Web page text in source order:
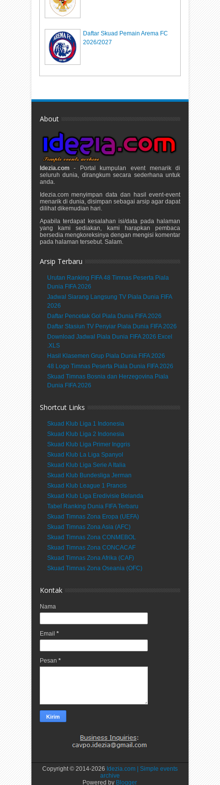
Daftar Skuad Pemain Arema FC
2026/2027
About
Idezia.com - Portal kumpulan event menarik di
seluruh dunia, dirangkum secara sederhana untuk
anda.
Idezia.com menyimpan data dan hasil event-event
menarik di dunia, disimpan sebagai arsip agar dapat
dilihat dikemudian hari.
Apabila terdapat kesalahan isi/data pada halaman
yang kami sediakan, kami harapkan pembaca
bersedia mengkoreksinya dengan mengisi komentar
pada halaman tersebut. Salam.
Arsip Terbaru
Urutan Ranking FIFA 48 Timnas Peserta Piala
Dunia FIFA 2026
Jadwal Siarang Langsung TV Piala Dunia FIFA
2026
Daftar Pencetak Gol Piala Dunia FIFA 2026
Daftar Stasiun TV Penyiar Piala Dunia FIFA 2026
Download Jadwal Piala Dunia FIFA 2026 Excel
.XLS
Hasil Klasemen Grup Piala Dunia FIFA 2026
48 Logo Timnas Peserta Piala Dunia FIFA 2026
Skuad Timnas Bosnia dan Herzegovina Piala
Dunia FIFA 2026
Shortcut Links
Skuad Klub Liga 1 Indonesia
Skuad Klub Liga 2 Indonesia
Skuad Klub Liga Primer Inggris
Skuad Klub La Liga Spanyol
Skuad Klub Liga Serie A Italia
Skuad Klub Bundesliga Jerman
Skuad Klub League 1 Prancis
Skuad Klub Liga Eredivisie Belanda
Tabel Ranking Dunia FIFA Terbaru
Skuad Timnas Zona Eropa (UEFA)
Skuad Timnas Zona Asia (AFC)
Skuad Timnas Zona CONMEBOL
Skuad Timnas Zona CONCACAF
Skuad Timnas Zona Afrika (CAF)
Skuad Timnas Zona Oseania (OFC)
Kontak
Nama
Email *
Pesan *
Copyright © 2014-2026 Idezia.com | Simple events
archive
Powered by Blogger